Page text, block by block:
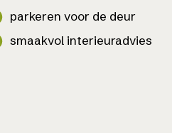
parkeren voor de deur
smaakvol interieuradvies